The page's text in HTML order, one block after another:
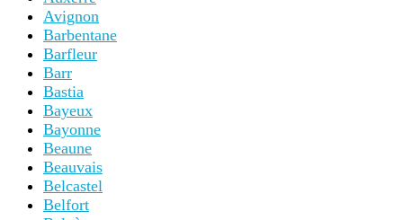
Avignon
Barbentane
Barfleur
Barr
Bastia
Bayeux
Bayonne
Beaune
Beauvais
Belcastel
Belfort